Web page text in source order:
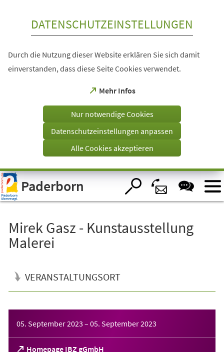
Visuelle
Assistenzsoftware
öffnen.
DATENSCHUTZEINSTELLUNGEN
Durch die Nutzung dieser Website erklären Sie sich damit
einverstanden, dass diese Seite Cookies verwendet.
Mehr Infos
(Öffnet
einem
Tab)
Nur notwendige Cookies
Datenschutzeinstellungen anpassen
Alle Cookies akzeptieren
Paderborn
Mirek Gasz - Kunstausstellung
Malerei
VERANSTALTUNGSORT
05. September 2023 – 05. September 2023
Homepage IBZ gGmbH
(Öffnet